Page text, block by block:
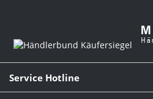
Service Hotline